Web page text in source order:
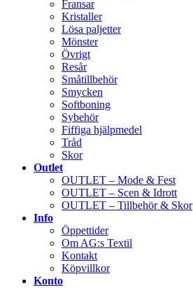
Fransar
Kristaller
Lösa paljetter
Mönster
Övrigt
Resår
Småtillbehör
Smycken
Softboning
Sybehör
Fiffiga hjälpmedel
Tråd
Skor
Outlet
OUTLET – Mode & Fest
OUTLET – Scen & Idrott
OUTLET – Tillbehör & Skor
Info
Öppettider
Om AG:s Textil
Kontakt
Köpvillkor
Konto